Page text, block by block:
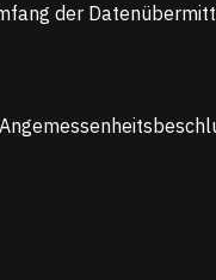
der